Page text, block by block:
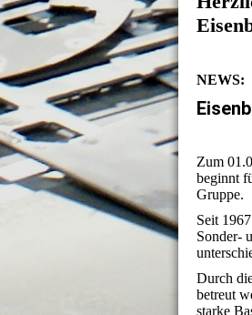
NEWS:
Zum
beginnt
Gruppe.
Seit
Sonder-
Durch
betreut
starke